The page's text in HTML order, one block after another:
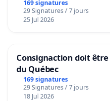
Bruxelles
169 signatures
29 Signatures / 7 jours
25 Jul 2026
Consignaction doit
du Québec
169 signatures
29 Signatures / 7 jours
18 Jul 2026